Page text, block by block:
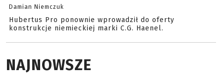
Damian Niemczuk
Hubertus Pro ponownie wprowadził do oferty
konstrukcje niemieckiej marki C.G. Haenel.
NAJNOWSZE